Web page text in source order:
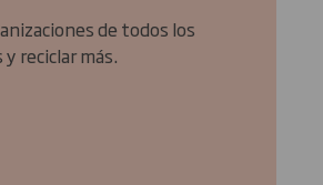
de todos los
reciclar más.